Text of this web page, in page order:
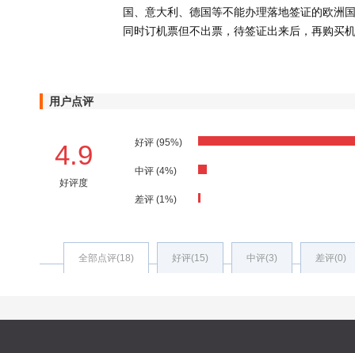
国、意大利、德国等不能办理落地签证的欧洲
同时订机票但不出票，待签证出来后，再购买
用户点评
4.9
好评度
好评 (95%)
中评 (4%)
差评 (1%)
全部点评(18) 好评(15) 中评(3) 差评(0)